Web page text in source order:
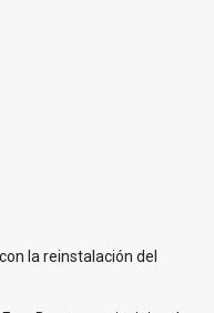
la reinstalación del